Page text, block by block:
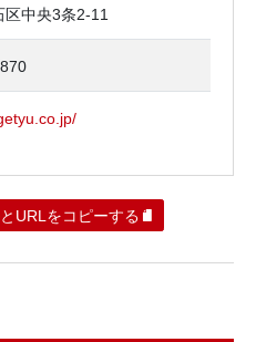
中央3条2-11
URLをコピーする